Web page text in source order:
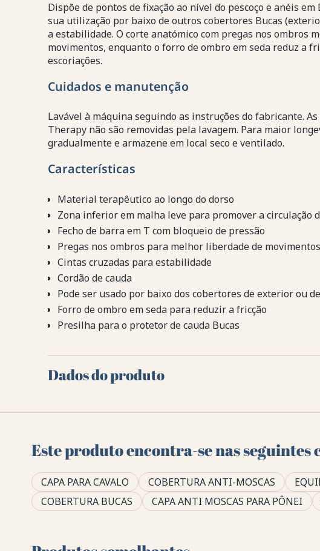
Dispõe de pontos de fixação ao nível do pescoço e anéis
sua utilização por baixo de outros cobertores Bucas
a estabilidade. O corte anatómico com pregas nos ombros
movimentos, enquanto o forro de ombro em seda reduz a
escoriações.
Cuidados e manutenção
Lavável à máquina seguindo as instruções do fabricante.
Therapy não são removidas pela lavagem. Para maior
gradualmente e armazene em local seco e ventilado.
Características
Material terapêutico ao longo do dorso
Zona inferior em malha leve para promover a circulação
Fecho de barra em T com bloqueio de pressão
Pregas nos ombros para melhor liberdade de movimentos
Cintas cruzadas para estabilidade
Cordão de cauda
Pode ser usado por baixo dos cobertores de exterior ou
Forro de ombro em seda para reduzir a fricção
Presilha para o protetor de cauda Bucas
Dados do produto
Este produto encontra-se nas seguintes
CAPA PARA CAVALO COBERTURA ANTI-MOSCAS
COBERTURA BUCAS
CAPA ANTI MOSCAS PARA PÔNEI